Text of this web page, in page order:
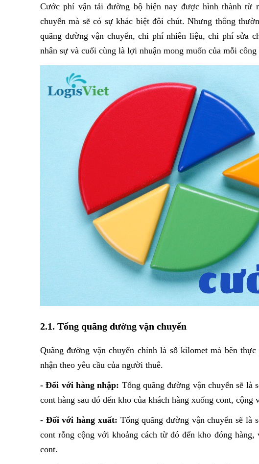
Cước phí vận tải đường bộ hiện nay được hình thành
chuyển mà sẽ có sự khác biệt đôi chút. Nhưng thông
quãng đường vận chuyển, chi phí nhiên liệu, chi phí sửa
nhân sự và cuối cùng là lợi nhuận mong muốn của mỗi công
2.1. Tổng quãng đường vận chuyển
Quãng đường vận chuyển chính là số kilomet mà bên
nhận theo yêu cầu của người thuê.
- Đối với hàng nhập: Tổng quãng đường vận chuyển sẽ là
cont hàng sau đó đến kho của khách hàng xuống cont,
- Đối với hàng xuất: Tổng quãng đường vận chuyển sẽ là
cont rỗng cộng với khoảng cách từ đó đến kho đóng
cont.